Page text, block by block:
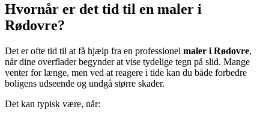
Hvornår er det tid til en maler i
Rødovre?
Det er ofte tid til at få hjælp fra en professionel maler i Rødovre,
når dine overflader begynder at vise tydelige tegn på slid. Mange
venter for længe, men ved at reagere i tide kan du både forbedre
boligens udseende og undgå større skader.
Det kan typisk være, når: